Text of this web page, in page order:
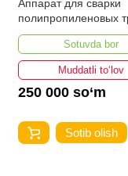
Аппарат для сварки
полипропиленовых
Number One EPC40/
Sotuvda bor
Muddatli to‘lov
250 000 so‘m
Sotib olish